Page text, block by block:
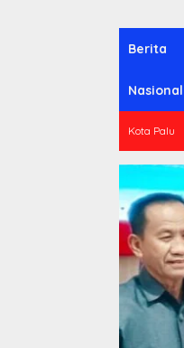
Berita
Nasional
Kota Palu